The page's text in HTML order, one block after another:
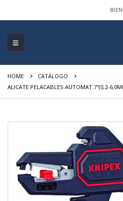
HOME
CATÁLOGO
ALICATE PELACABLES AUTOMAT.7″(0,2-